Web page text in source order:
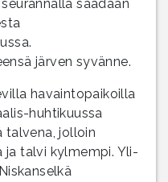
saadaan
järven syvänne.
havaintopaikoilla
huhtikuussa
talvena, jolloin
ja talvi kylmempi. Yli-